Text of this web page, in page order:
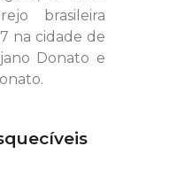
brasileira
na cidade de
Donato e